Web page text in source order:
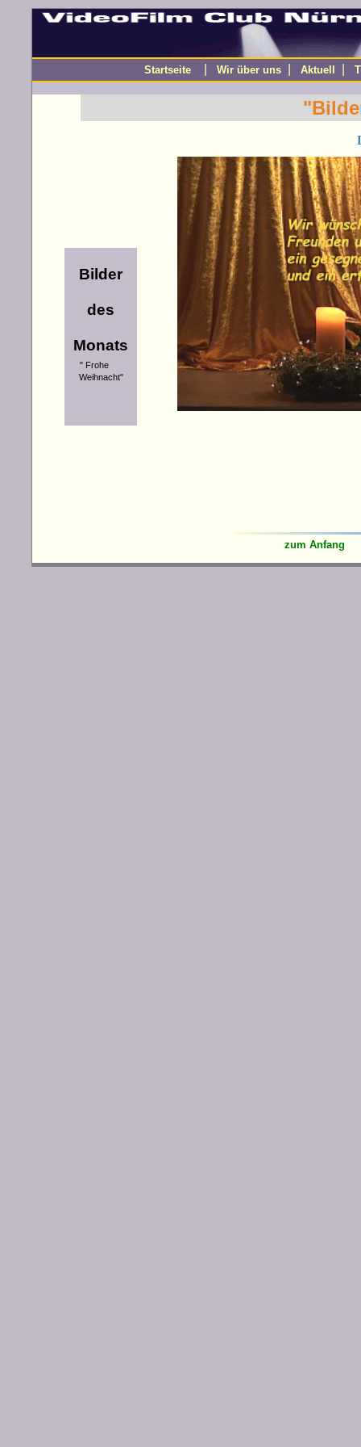
Startseite Wir über uns Aktuell
Bilder
des
Monats
" Frohe
Weihnacht"
zum Anfang